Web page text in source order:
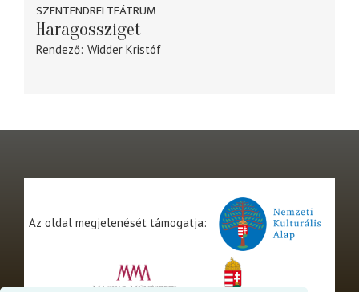
SZENTENDREI TEÁTRUM
Haragossziget
Rendező Widder Kristóf
Az oldal megjelenését támogatja: